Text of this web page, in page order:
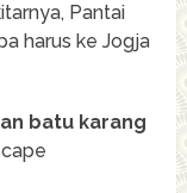
Pantai
harus ke Jogja
batu karang